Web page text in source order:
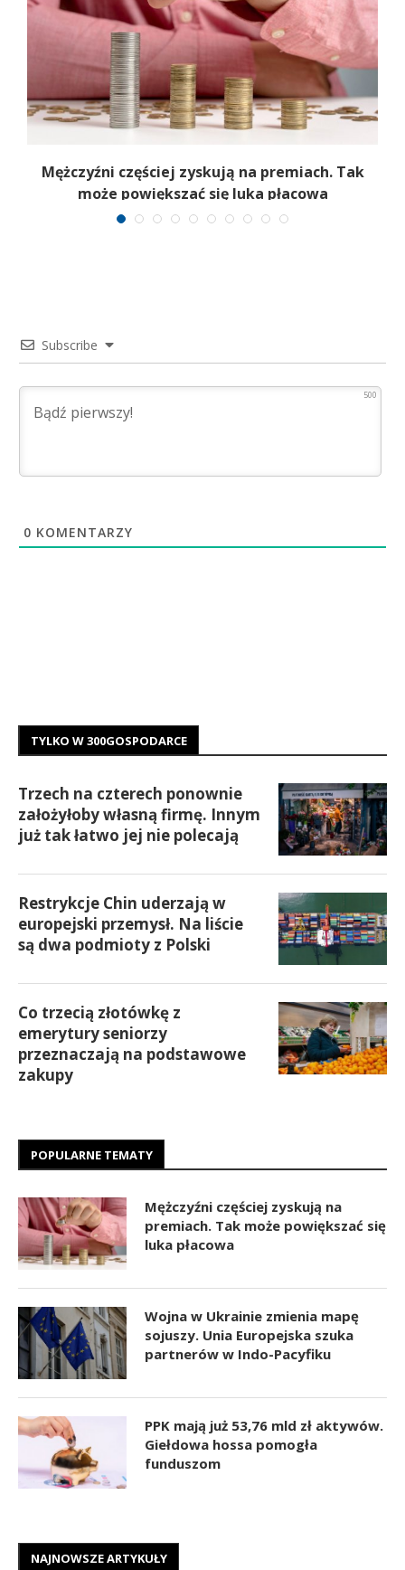
Mężczyźni częściej zyskują na premiach. Tak
może powiększać się luka płacowa
Subscribe
500
0 KOMENTARZY
TYLKO W 300GOSPODARCE
Trzech na czterech ponownie
założyłoby własną firmę. Innym
już tak łatwo jej nie polecają
Restrykcje Chin uderzają w
europejski przemysł. Na liście
są dwa podmioty z Polski
Co trzecią złotówkę z
emerytury seniorzy
przeznaczają na podstawowe
zakupy
POPULARNE TEMATY
Mężczyźni częściej zyskują na
premiach. Tak może powiększać się
luka płacowa
Wojna w Ukrainie zmienia mapę
sojuszy. Unia Europejska szuka
partnerów w Indo-Pacyfiku
PPK mają już 53,76 mld zł aktywów.
Giełdowa hossa pomogła
funduszom
NAJNOWSZE ARTYKUŁY